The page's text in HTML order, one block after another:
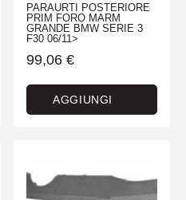
PARAURTI POSTERIORE
PRIM FORO MARM
GRANDE BMW SERIE 3
F30 06/11>
99,06 €
AGGIUNGI